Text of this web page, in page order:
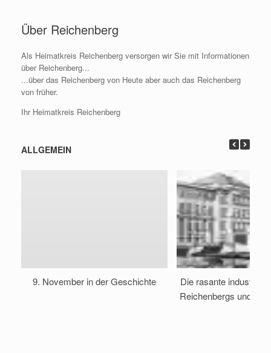
springenÜber Reichenberg
Als Heimatkreis Reichenberg versorgen wir Sie mit Informationen
über Reichenberg...
...über das Reichenberg von Heute aber auch das Reichenberg
von früher.
Ihr Heimatkreis Reichenberg
ALLGEMEIN
9. November in der Geschichte
Die rasante
Reichenbergs und